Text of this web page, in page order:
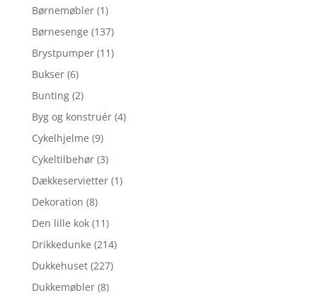
Børnemøbler (1)
Børnesenge (137)
Brystpumper (11)
Bukser (6)
Bunting (2)
Byg og konstruér (4)
Cykelhjelme (9)
Cykeltilbehør (3)
Dækkeservietter (1)
Dekoration (8)
Den lille kok (11)
Drikkedunke (214)
Dukkehuset (227)
Dukkemøbler (8)